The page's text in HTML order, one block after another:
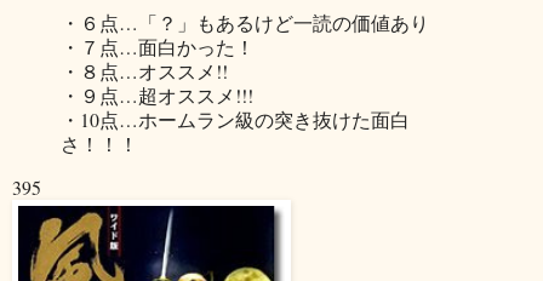
・６点…「？」もあるけど一読の価値あり
・７点…面白かった！
・８点…オススメ!!
・９点…超オススメ!!!
・10点…ホームラン級の突き抜けた面白
さ！！！
395